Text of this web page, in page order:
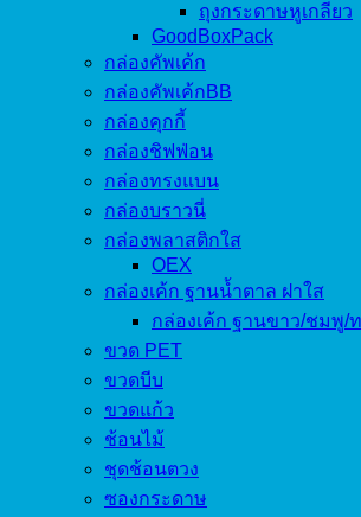
ถุงกระดาษหูเกลียว
GoodBoxPack
กล่องคัพเค้ก
กล่องคัพเค้กBB
กล่องคุกกี้
กล่องชิฟฟ่อน
กล่องทรงแบน
กล่องบราวนี่
กล่องพลาสติกใส
OEX
กล่องเค้ก ฐานน้ำตาล ฝาใส
กล่องเค้ก ฐานขาว/ชมพู/
ขวด PET
ขวดบีบ
ขวดแก้ว
ช้อนไม้
ชุดช้อนตวง
ซองกระดาษ